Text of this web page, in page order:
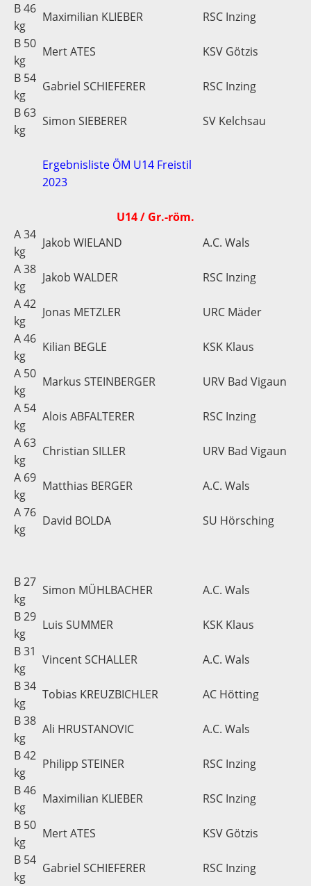
B 46
kg
Maximilian KLIEBER
RSC Inzing
B 50
kg
Mert ATES
KSV Götzis
B 54
kg
Gabriel SCHIEFERER
RSC Inzing
B 63
kg
Simon SIEBERER SV Kelchsau
Ergebnisliste ÖM U14 Freistil
2023
U14 / Gr.-röm.
A 34
kg
Jakob WIELAND
A.C. Wals
A 38
kg
Jakob WALDER
RSC Inzing
A 42
kg
Jonas METZLER
URC Mäder
A 46
kg
Kilian BEGLE
KSK Klaus
A 50
kg
Markus STEINBERGER
URV Bad Vigaun
A 54
kg
Alois ABFALTERER
RSC Inzing
A 63
kg
Christian SILLER
URV Bad Vigaun
A 69
kg
Matthias BERGER
A.C. Wals
A 76
kg
David BOLDA SU Hörsching
B 27
kg
Simon MÜHLBACHER
A.C. Wals
B 29
kg
Luis SUMMER
KSK Klaus
B 31
kg
Vincent SCHALLER
A.C. Wals
B 34
kg
Tobias KREUZBICHLER
AC Hötting
B 38
kg
Ali HRUSTANOVIC
A.C. Wals
B 42
kg
Philipp STEINER
RSC Inzing
B 46
kg
Maximilian KLIEBER
RSC Inzing
B 50
kg
Mert ATES
KSV Götzis
B 54
kg
Gabriel SCHIEFERER
RSC Inzing